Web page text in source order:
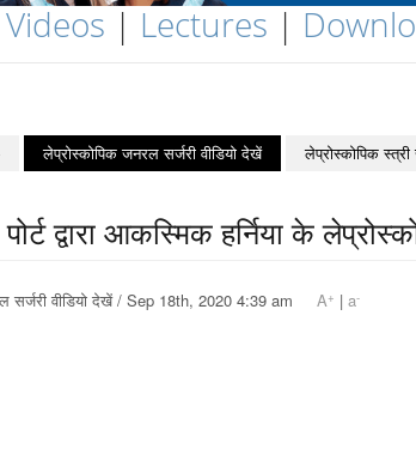
Videos | Lectures |
लेप्रोस्कोपिक जनरल सर्जरी वीडियो देखें लेप्रोस्कोपिक
पोर्ट द्वारा आकस्मिक हर्निया के
सर्जरी वीडियो देखें / Sep 18th, 2020 4:39 am A+ | a-